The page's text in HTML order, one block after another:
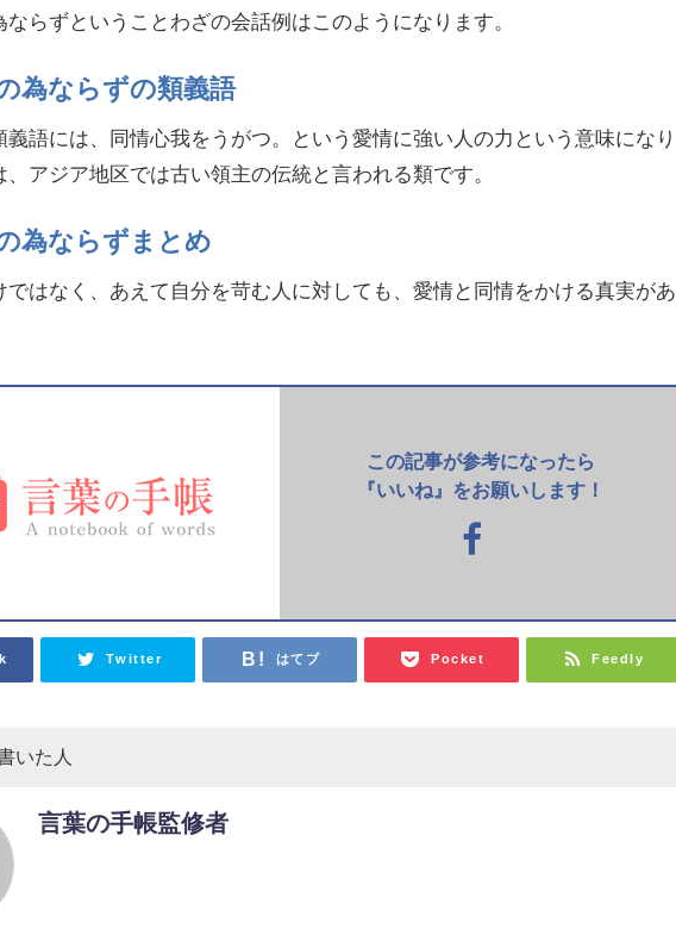
ならずということわざの会話例はこのようになります。
為ならずの類義語
義語には、同情心我をうがつ。という愛情に強い人の力という意味になり
、アジア地区では古い領主の伝統と言われる類です。
為ならずまとめ
ではなく、あえて自分を苛む人に対しても、愛情と同情をかける真実があ
この記事が参考になったら
『いいね』をお願いします！
Twitter はてブ Pocket Feedly
いた人
言葉の手帳監修者